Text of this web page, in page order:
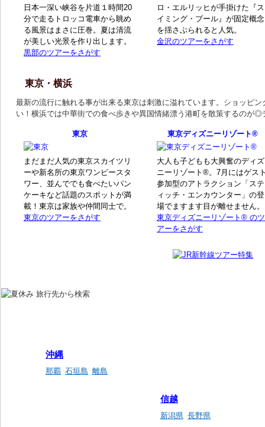
日本一深い峡谷を片道１時間20
分で走るトロッコ電車から眺め
る風景はまさに圧巻。夏は清流
が美しい光景を作り出します。
黒部のツアーをさがす
ロ・エルリッヒが手掛けた『ス
イミング・プール』が固定概念
を揺さぶられると人気。
金沢のツアーをさがす
東京・横浜
最新の流行に触れる事が出来る東京は刺激に溢れています。ショッピ
い！横浜では中華街での食べ歩きや異国情緒漂う港町を散策するのが◎
東京
まだまだ人気の東京スカイツリ
ーや新名所の東京ワンピースタ
ワー、並んででも食べたいパン
ケーキなど話題のスポットが満
載！東京は家族や仲間同士で。
東京のツアーをさがす
東京ディズニーリゾート®
大人も子どもも大興奮のディズ
ニーリゾート®。7月にはゲス
参加型のアトラクション「ステ
ィッチ・エンカウンター」の登
場でますます目が離せません。
東京ディズニーリゾート® のツ
アーをさがす
信越
新潟県 長野県
沖縄
那覇 石垣島 離島